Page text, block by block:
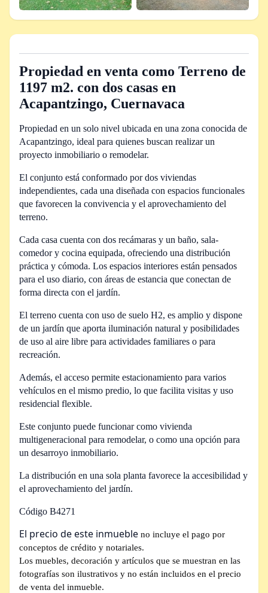
Propiedad en venta como Terreno de
1197 m2. con dos casas en
Acapantzingo, Cuernavaca
Propiedad en un solo nivel ubicada en una zona conocida de
Acapantzingo, ideal para quienes buscan realizar un
proyecto inmobiliario o remodelar.
El conjunto está conformado por dos viviendas
independientes, cada una diseñada con espacios funcionales
que favorecen la convivencia y el aprovechamiento del
terreno.
Cada casa cuenta con dos recámaras y un baño, sala-
comedor y cocina equipada, ofreciendo una distribución
práctica y cómoda. Los espacios interiores están pensados
para el uso diario, con áreas de estancia que conectan de
forma directa con el jardín.
El terreno cuenta con uso de suelo H2, es amplio y dispone
de un jardín que aporta iluminación natural y posibilidades
de uso al aire libre para actividades familiares o para
recreación.
Además, el acceso permite estacionamiento para varios
vehículos en el mismo predio, lo que facilita visitas y uso
residencial flexible.
Este conjunto puede funcionar como vivienda
multigeneracional para remodelar, o como una opción para
un desarroyo inmobiliario.
La distribución en una sola planta favorece la accesibilidad y
el aprovechamiento del jardín.
Código B4271
El precio de este inmueble no incluye el pago por
conceptos de crédito y notariales.
Los muebles, decoración y artículos que se muestran en las
fotografías son ilustrativos y no están incluidos en el precio
de venta del inmueble.